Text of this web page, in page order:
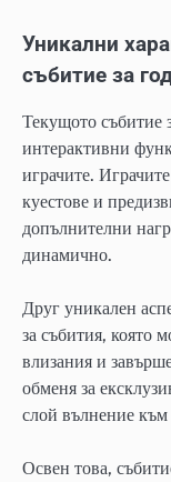
Уникални
събитие за
Текущото събитие
интерактивни
играчите.
куестове и
допълнителни
динамично.
Друг уникален
за събития, която
влизания и
обменя за
слой вълнение към
Освен това,